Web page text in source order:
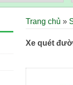
Trang chủ »
Xe quét